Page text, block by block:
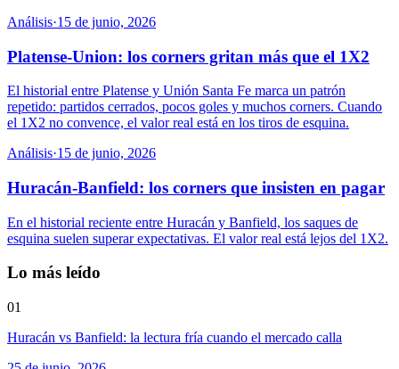
Análisis·15 de junio, 2026
Platense-Union: los corners gritan más que el 1X2
El historial entre Platense y Unión Santa Fe marca un patrón
repetido: partidos cerrados, pocos goles y muchos corners. Cuando
el 1X2 no convence, el valor real está en los tiros de esquina.
Análisis·15 de junio, 2026
Huracán-Banfield: los corners que insisten en pagar
En el historial reciente entre Huracán y Banfield, los saques de
esquina suelen superar expectativas. El valor real está lejos del 1X2.
Lo más leído
01
Huracán vs Banfield: la lectura fría cuando el mercado calla